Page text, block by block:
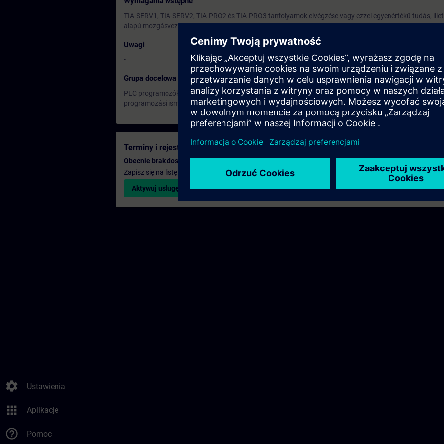
settings Ustawienia
apps Aplikacje
help_outline Pomoc
TIA-SERV1, TIA-SERV2, TIA-PRO2 és TIA-PRO3 tanfolyamok elvégzése vagy ezzel egyenértékű tudás,
alapú mozgásvezérlés S210 hajtással tanfolyam elvégzése (DR-S210).
Uwagi
-
Grupa docelowa
PLC programozók, automatizálási mérnökök, karbantartó szakemberek, akik rendelkeznek TIA Portal és
programozási ismeretekkel, és szeretnének a programtervezés egy magasabb szintjére lépni.
Terminy i rejestracja
Obecnie brak dostępnych wydarzeń
Zapisz się na listę rezerwową i otrzymaj powiadomienie, gdy tylko pojawią się nowe daty.
Aktywuj usługę powiadomień